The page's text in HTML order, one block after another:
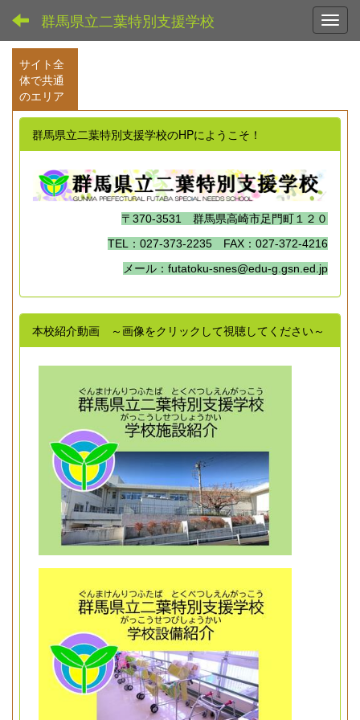
群馬県立二葉特別支援学校
サイト全
体で共通
のエリア
群馬県立二葉特別支援学校のHPにようこそ！
〒370-3531 群馬県高崎市足門町１２０
TEL：027-373-2235 FAX：027-372-4216
メール：futatoku-snes@edu-g.gsn.ed.jp
本校紹介動画 ～画像をクリックして視聴してください～